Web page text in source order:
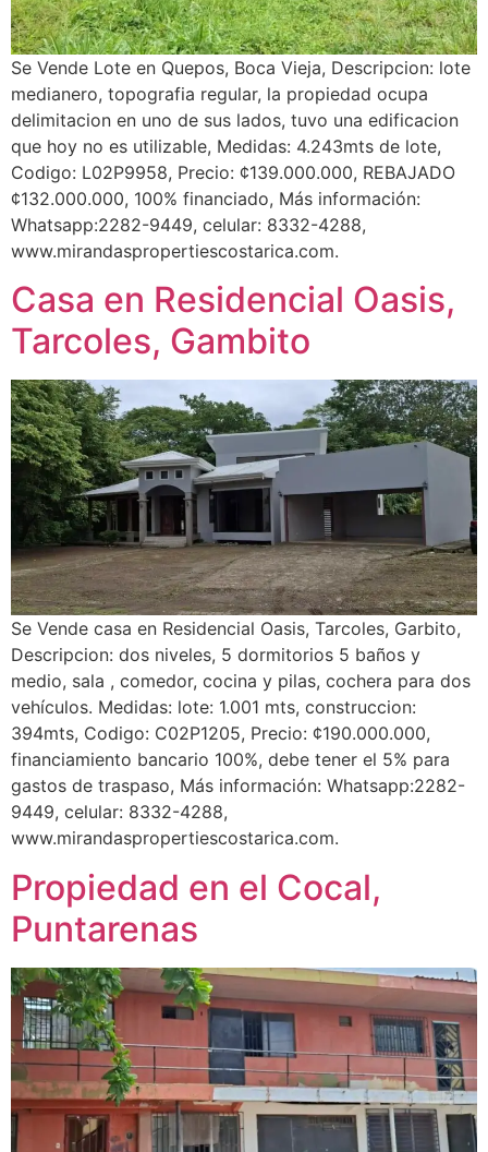
Se Vende Lote en Quepos, Boca Vieja, Descripcion: lote
medianero, topografia regular, la propiedad ocupa
delimitacion en uno de sus lados, tuvo una edificacion
que hoy no es utilizable, Medidas: 4.243mts de lote,
Codigo: L02P9958, Precio: ¢139.000.000, REBAJADO
¢132.000.000, 100% financiado, Más información:
Whatsapp:2282-9449, celular: 8332-4288,
www.mirandaspropertiescostarica.com.
Casa en Residencial Oasis,
Tarcoles, Gambito
Se Vende casa en Residencial Oasis, Tarcoles, Garbito,
Descripcion: dos niveles, 5 dormitorios 5 baños y
medio, sala , comedor, cocina y pilas, cochera para dos
vehículos. Medidas: lote: 1.001 mts, construccion:
394mts, Codigo: C02P1205, Precio: ¢190.000.000,
financiamiento bancario 100%, debe tener el 5% para
gastos de traspaso, Más información: Whatsapp:2282-
9449, celular: 8332-4288,
www.mirandaspropertiescostarica.com.
Propiedad en el Cocal,
Puntarenas